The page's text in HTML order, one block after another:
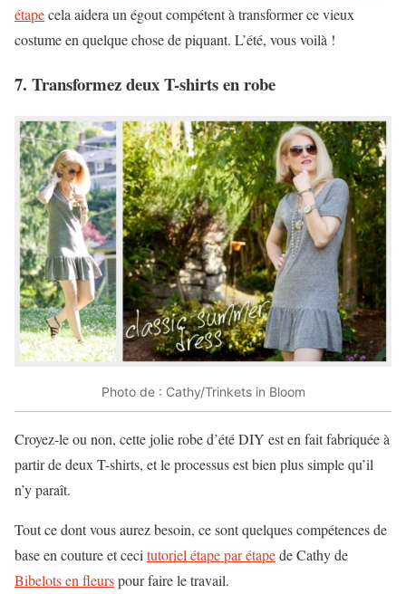
étapecela aidera un égout compétent à transformer ce vieux
costume en quelque chose de piquant. L’été, vous voilà !
7. Transformez deux T-shirts en robe
Photo de : Cathy/Trinkets in Bloom
Croyez-le ou non, cette jolie robe d’été DIY est en fait fabriquée à
partir de deux T-shirts, et le processus est bien plus simple qu’il
n’y paraît.
Tout ce dont vous aurez besoin, ce sont quelques compétences de
base en couture et ceci tutoriel étape par étapede Cathy de
Bibelots en fleurspour faire le travail.